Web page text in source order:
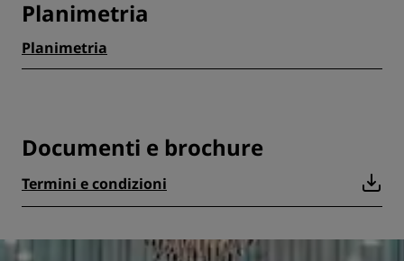
Planimetria
Planimetria
Documenti e brochure
Termini e condizioni